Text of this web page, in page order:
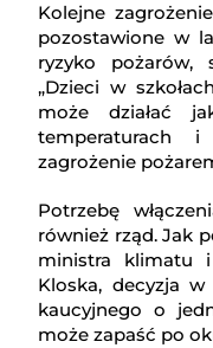
Kolejne
pozostawione w
ryzyko pożarów,
„Dzieci w
może działać
temperaturach
zagrożenie
Potrzebę
również rząd. Jak
ministra klimatu
Kloska, decyzja w
kaucyjnego o
może zapaść po